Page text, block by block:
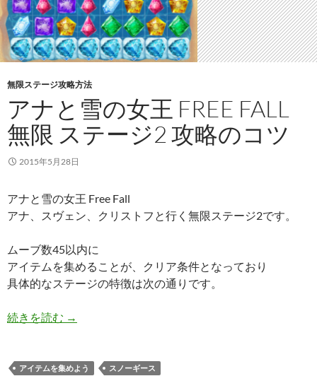
無限ステージ攻略方法
アナと雪の女王 FREE FALL
無限 ステージ2 攻略のコツ
2015年5月28日
アナと雪の女王 Free Fall
アナ、スヴェン、クリストフと行く無限ステージ2です。
ムーブ数45以内に
アイテムを集めることが、クリア条件となっており
具体的なステージの特徴は次の通りです。
続きを読む アナと雪の女王 Free Fall 無限 ステージ2 攻略のコ
→
アイテムを集めよう スノーギース